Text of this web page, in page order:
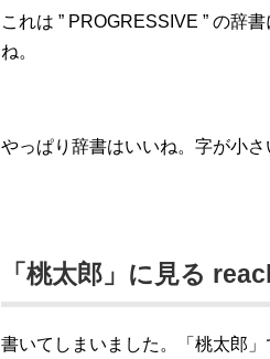
これは ” PROGRESSIVE ” の辞
ね。
やっぱり辞書はいいね。字が小さ
「桃太郎」に見る
書いてしまいました。「桃太郎」